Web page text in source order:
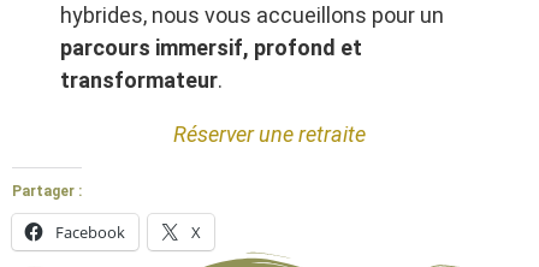
hybrides, nous vous accueillons pour un
parcours immersif, profond et
transformateur.
Réserver une retraite
Partager :
Facebook X